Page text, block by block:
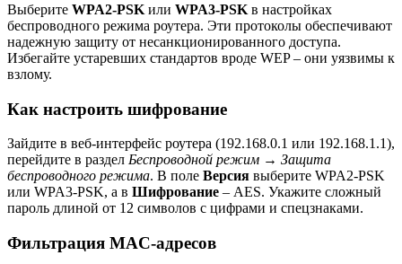
Выберите WPA2-PSK или WPA3-PSK в настройках
беспроводного режима роутера. Эти протоколы обеспечивают
надежную защиту от несанкционированного доступа.
Избегайте устаревших стандартов вроде WEP – они уязвимы к
взлому.
Как настроить шифрование
Зайдите в веб-интерфейс роутера (192.168.0.1 или 192.168.1.1),
перейдите в раздел Беспроводной режим → Защита
беспроводного режима. В поле Версия выберите WPA2-PSK
или WPA3-PSK, а в Шифрование – AES. Укажите сложный
пароль длиной от 12 символов с цифрами и спецзнаками.
Фильтрация MAC-адресов